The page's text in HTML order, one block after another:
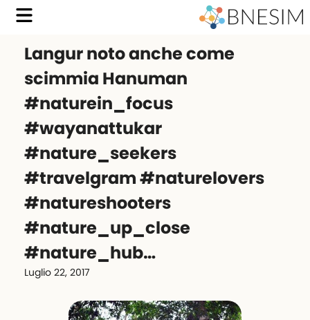
Langur noto anche come
scimmia Hanuman
#naturein_focus
#wayanattukar
#nature_seekers
#travelgram #naturelovers
#natureshooters
#nature_up_close
#nature_hub…
Luglio 22, 2017